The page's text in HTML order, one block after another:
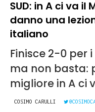
SUD: in A ci va
danno una
italiano
Finisce 2-0 per
ma non basta:
migliore in A ci
COSIMO CARULLI